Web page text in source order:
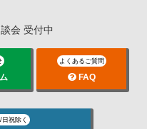
会 受付中
よくあるご質問
FAQ
祝除く